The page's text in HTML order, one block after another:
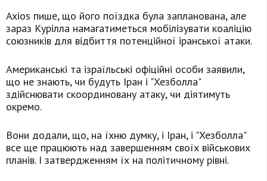
Axios пише, що його поїздка була запланована, але
зараз Курілла намагатиметься мобілізувати коаліцію
союзників для відбиття потенційної іранської атаки.
Американські та ізраїльські офіційні особи заявили,
що не знають, чи будуть Іран і "Хезболла"
здійснювати скоординовану атаку, чи діятимуть
окремо.
Вони додали, що, на їхню думку, і Іран, і "Хезболла"
все ще працюють над завершенням своїх військових
планів. І затвердженням їх на політичному рівні.